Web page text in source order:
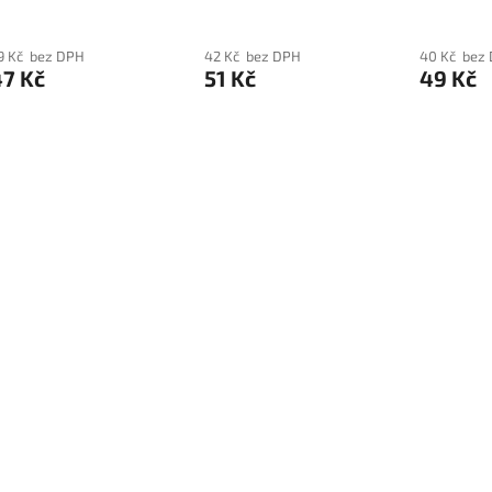
Kč bez DPH
Kč
ks
42 Kč bez DPH
51 Kč
čiré, 40
40 Kč bez
49 Kč